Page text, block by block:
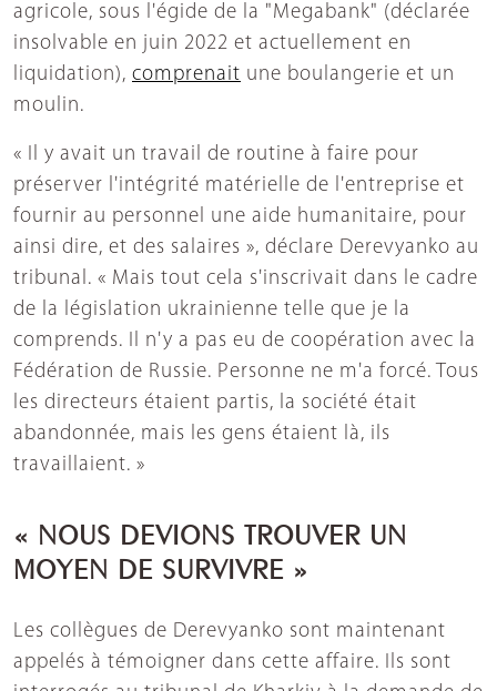
agricole, sous l'égide de la "Megabank" (déclarée
insolvable en juin 2022 et actuellement en
liquidation), comprenait une boulangerie et un
moulin.
« Il y avait un travail de routine à faire pour
préserver l'intégrité matérielle de l'entreprise et
fournir au personnel une aide humanitaire, pour
ainsi dire, et des salaires », déclare Derevyanko au
tribunal. « Mais tout cela s'inscrivait dans le cadre
de la législation ukrainienne telle que je la
comprends. Il n'y a pas eu de coopération avec la
Fédération de Russie. Personne ne m'a forcé. Tous
les directeurs étaient partis, la société était
abandonnée, mais les gens étaient là, ils
travaillaient. »
« NOUS DEVIONS TROUVER UN
MOYEN DE SURVIVRE »
Les collègues de Derevyanko sont maintenant
appelés à témoigner dans cette affaire. Ils sont